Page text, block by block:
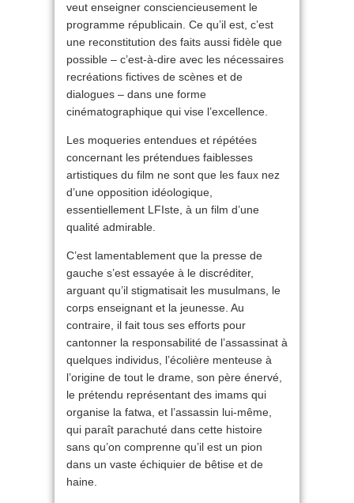
veut enseigner consciencieusement le
programme républicain. Ce qu’il est, c’est
une reconstitution des faits aussi fidèle que
possible – c’est-à-dire avec les nécessaires
recréations fictives de scènes et de
dialogues – dans une forme
cinématographique qui vise l’excellence.
Les moqueries entendues et répétées
concernant les prétendues faiblesses
artistiques du film ne sont que les faux nez
d’une opposition idéologique,
essentiellement LFIste, à un film d’une
qualité admirable.
C’est lamentablement que la presse de
gauche s’est essayée à le discréditer,
arguant qu’il stigmatisait les musulmans, le
corps enseignant et la jeunesse. Au
contraire, il fait tous ses efforts pour
cantonner la responsabilité de l’assassinat à
quelques individus, l’écolière menteuse à
l’origine de tout le drame, son père énervé,
le prétendu représentant des imams qui
organise la fatwa, et l’assassin lui-même,
qui paraît parachuté dans cette histoire
sans qu’on comprenne qu’il est un pion
dans un vaste échiquier de bêtise et de
haine.